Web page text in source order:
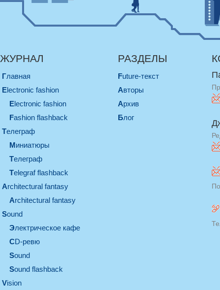
ЖУРНАЛ
Главная
electronic fashion
electronic fashion
Fashion flashback
телеграф
миниатюры
телеграф
Telegraf flashback
architectural fantasy
architectural fantasy
sound
электрическое кафе
CD-ревю
sound
Sound flashback
vision
РАЗДЕЛЫ
Future-текст
Авторы
Архив
Блог